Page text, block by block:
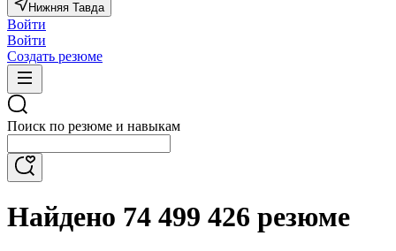
Нижняя Тавда
Войти
Войти
Создать резюме
Поиск по резюме и навыкам
Найдено 74 499 426 резюме